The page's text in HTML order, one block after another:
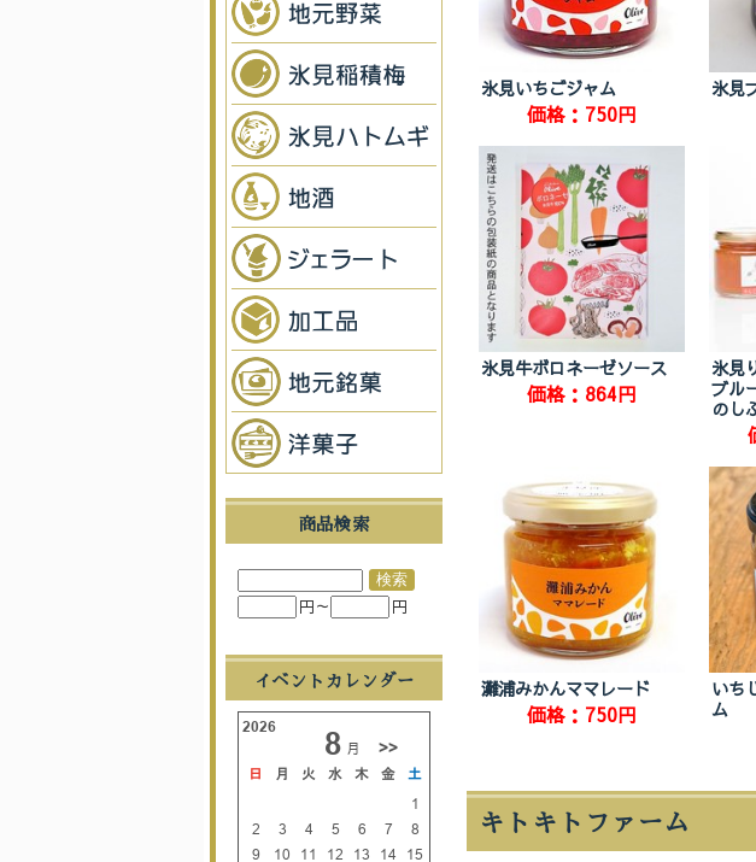
氷見いちごジャム
価格：750円
氷見
氷見牛ボロネーゼソース
価格：864円
氷見
ブル
のし
灘浦みかんママレード
価格：750円
いち
ム
キトキトファーム
商品検索
円～ 円
イベントカレンダー